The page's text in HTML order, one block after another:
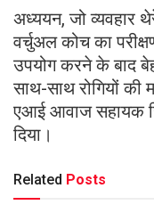
अध्ययन, जो व्यवहार
वर्चुअल कोच का
उपयोग करने के बाद
साथ-साथ रोगियों की
एआई आवाज सहायक
दिया।
Related Posts